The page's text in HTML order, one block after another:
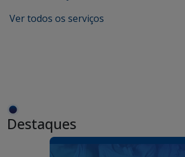
Ver todos os serviços
Destaques